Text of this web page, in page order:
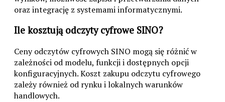
oraz integrację z systemami informatycznymi.
Ile kosztują odczyty cyfrowe SINO?
Ceny odczytów cyfrowych SINO mogą się różnić w
zależności od modelu, funkcji i dostępnych opcji
konfiguracyjnych. Koszt zakupu odczytu cyfrowego
zależy również od rynku i lokalnych warunków
handlowych.